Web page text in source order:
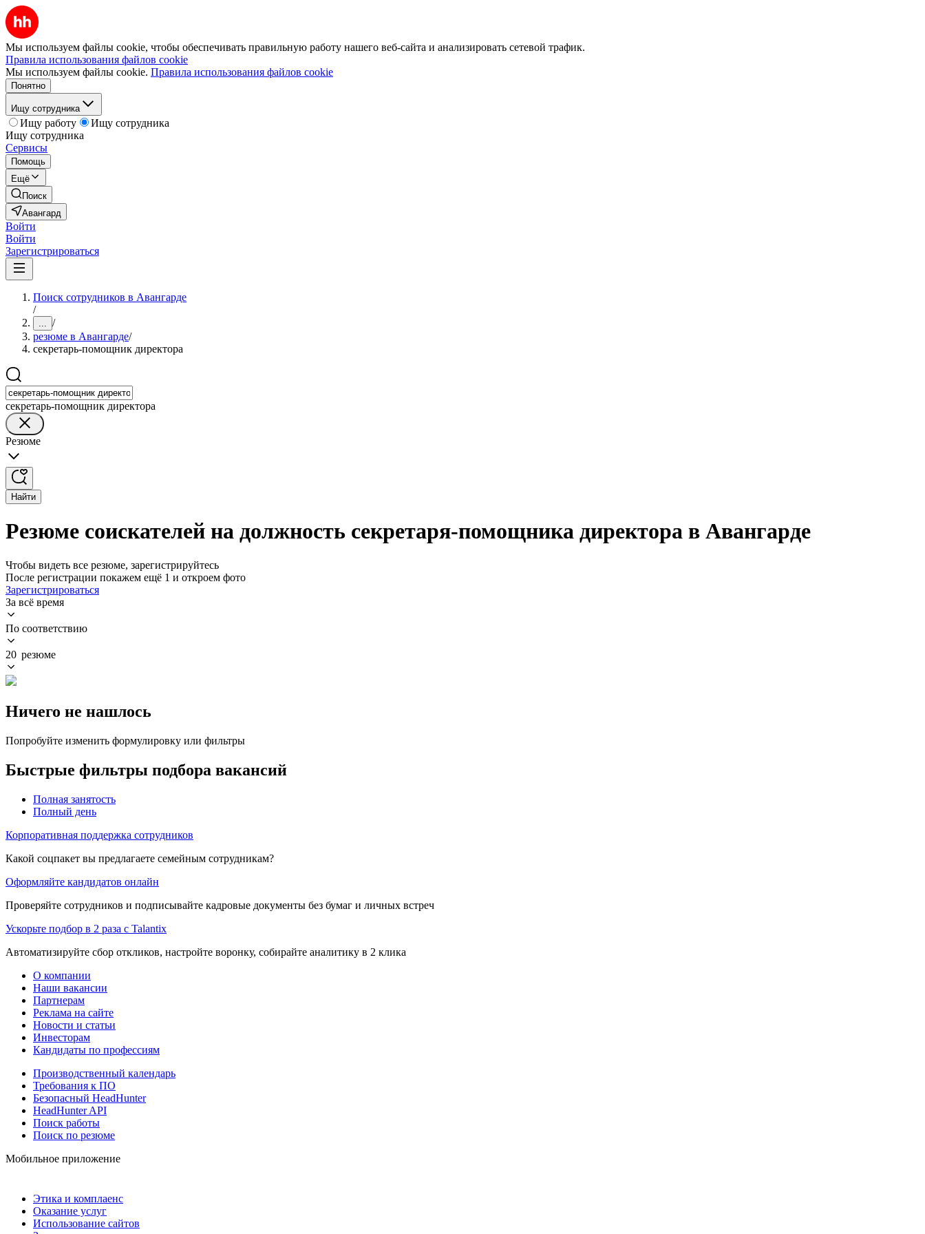
Мы используем файлы cookie, чтобы обеспечивать правильную работу нашего веб-сайта и анализировать сетевой трафик.
Правила использования файлов cookie
Мы используем файлы cookie. Правила использования файлов cookie
Понятно
Ищу сотрудника
Ищу работу
Ищу сотрудника
Ищу сотрудника
Сервисы
Помощь
Ещё
Поиск
Авангард
Войти
Войти
Зарегистрироваться
Поиск сотрудников в Авангарде
/
... /
резюме в Авангарде/
секретарь-помощник директора
секретарь-помощник директора
Резюме
Найти
Резюме соискателей на должность секретаря-помощника директора в Авангарде
Чтобы видеть все резюме, зарегистрируйтесь
После регистрации покажем ещё 1 и откроем фото
Зарегистрироваться
За всё время
По соответствию
20 резюме
Ничего не нашлось
Попробуйте изменить формулировку или фильтры
Быстрые фильтры подбора вакансий
Полная занятость
Полный день
Корпоративная поддержка сотрудников
Какой соцпакет вы предлагаете семейным сотрудникам?
Оформляйте кандидатов онлайн
Проверяйте сотрудников и подписывайте кадровые документы без бумаг и личных встреч
Ускорьте подбор в 2 раза с Talantix
Автоматизируйте сбор откликов, настройте воронку, собирайте аналитику в 2 клика
О компании
Наши вакансии
Партнерам
Реклама на сайте
Новости и статьи
Инвесторам
Кандидаты по профессиям
Производственный календарь
Требования к ПО
Безопасный HeadHunter
HeadHunter API
Поиск работы
Поиск по резюме
Мобильное приложение
Этика и комплаенс
Оказание услуг
Использование сайтов